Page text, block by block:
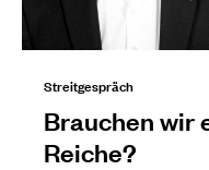
Streitgespräch
Brauchen wir
Reiche?